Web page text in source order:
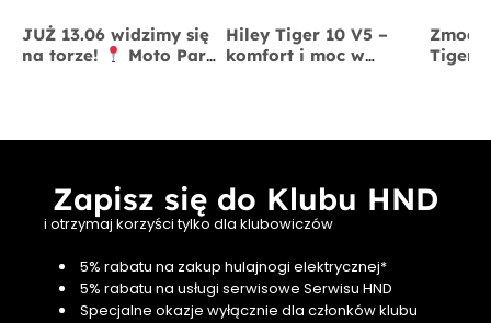
JUŻ 13.06 widzimy się
na torze!
Moto Park
Hiley Tiger 10 V5 –
komfort i moc w
Tiger
Zapisz się do Klubu HND
i otrzymaj korzyści tylko dla klubowiczów
5% rabatu na zakup hulajnogi elektrycznej*
5% rabatu na usługi serwisowe Serwisu HND
Specjalne okazje wyłącznie dla członków klubu